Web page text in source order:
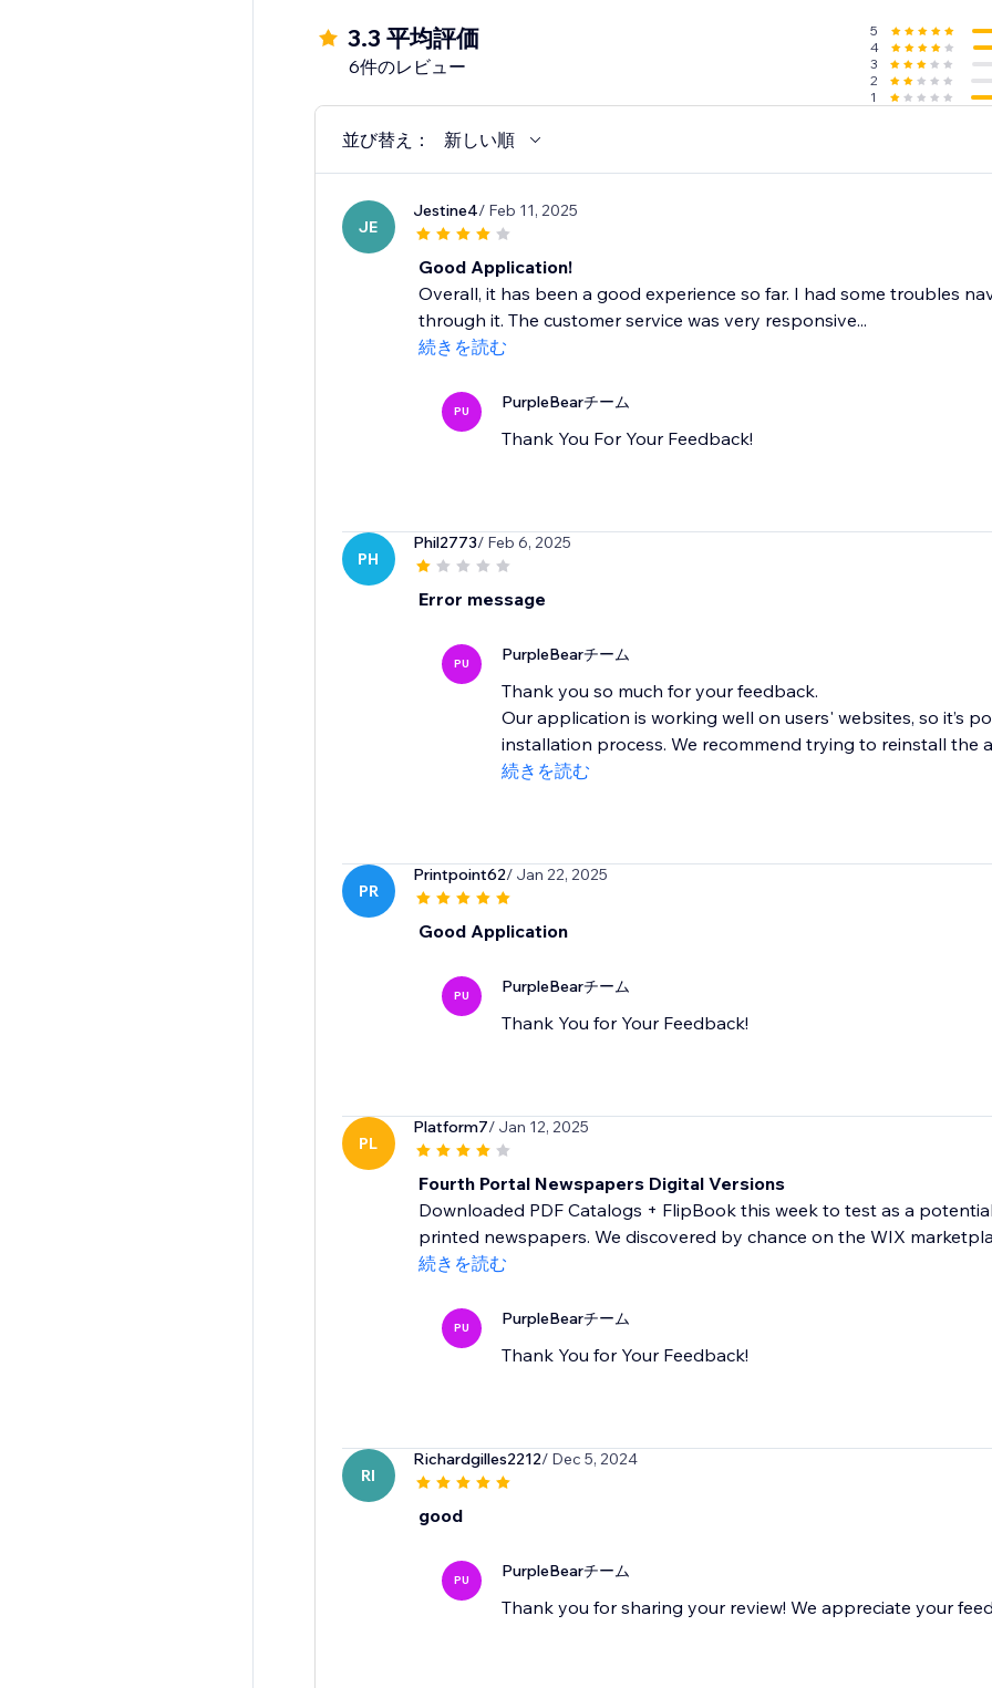
3.3 平均評価
6件のレビュー
5
4
3
2
1
並び替え： 新しい順
JE
Jestine4/ Feb 11, 2025
Good Application!
Overall, it has been a good experience so far. I had some troubles
through it. The customer service was very responsive...
続きを読む
PU PurpleBearチーム
Thank You For Your Feedback!
PH
Phil2773/ Feb 6, 2025
Error message
PU PurpleBearチーム
Thank you so much for your feedback.
Our application is working well on users' websites, so it’s
installation process. We recommend trying to reinstall the
続きを読む
PR
Printpoint62/ Jan 22, 2025
Good Application
PU PurpleBearチーム
Thank You for Your Feedback!
PL
Platform7/ Jan 12, 2025
Fourth Portal Newspapers Digital Versions
Downloaded PDF Catalogs + FlipBook this week to test as a
printed newspapers. We discovered by chance on the WIX
続きを読む
PU PurpleBearチーム
Thank You for Your Feedback!
RI
Richardgilles2212/ Dec 5, 2024
good
PU PurpleBearチーム
Thank you for sharing your review! We appreciate your